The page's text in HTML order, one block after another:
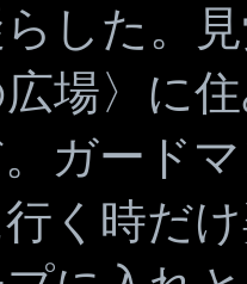
した。
広場〉に
ガード
く時だ